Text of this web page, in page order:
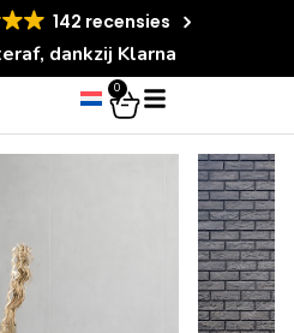
142 recensies
dankzij Klarna
0